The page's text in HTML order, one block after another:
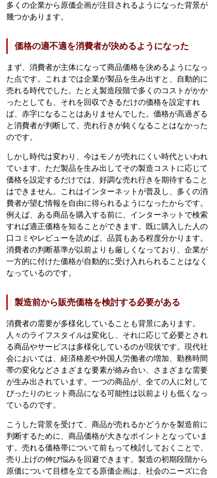
多くの企業から原価企画が注目されるようになった背景が
幾つかあります。
価格の適不適を消費者が決めるようになった
まず、消費者が主体になって商品価格を決めるようになっ
た点です。これまでは企業が製品を生み出すと、自動的に
売れる時代でした。たとえ製造段階で多くのコストがかか
ったとしても、それを回収できるだけの価格を設定すれ
ば、赤字になることはありませんでした。価格が高過ぎる
と消費者が判断して、売れ行きが鈍くなることはなかった
のです。
しかし時代は変わり、今はモノが売れにくい時代といわれ
ています。ただ製品を生み出してその製造コストに応じて
価格を設定するだけでは、好調な売れ行きを期待すること
はできません。これはインターネットが普及し、多くの消
費者が望む情報を自由に得られるようになったからです。
例えば、ある商品を購入する前に、インターネットで検索
すれば適正価格を知ることができます。既に購入した人の
口コミやレビューを読めば、品質もある程度分かります。
消費者の判断基準が以前よりも厳しくなっており、企業が
一方的に付けた価格が自動的に受け入れられることはなく
なっているのです。
製造前から販売価格を検討する必要がある
消費者の需要が多様化していることも背景にあります。
人々のライフスタイルは変化し、それに応じて必要とされ
る商品やサービスは多様化しているのが現状です。現代社
会においては、経済格差や外国人労働者の増加、勤務時間
帯の変化などさまざまな要素が絡み合い、さまざまな需要
が生み出されています。一つの商品が、全ての人に対して
ぴったりのヒット商品になる可能性は以前よりも低くなっ
ているのです。
こうした背景を受けて、商品が売れるかどうかを製造前に
判断するために、商品価格が大きなポイントとなっていま
す。売れる価格帯について前もって検討しておくことで、
売り上げの伸び悩みを回避できます。製造の初期段階から
原価について目標を立てる原価企画は、社会のニーズに合